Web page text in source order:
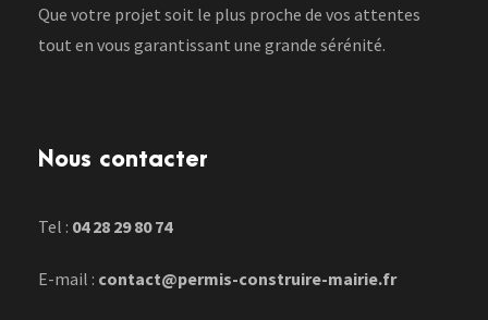
Que votre projet soit le plus proche de vos attentes
tout en vous garantissant une grande sérénité.
Nous contacter
Tel : 04 28 29 80 74
E-mail : contact@permis-construire-mairie.fr